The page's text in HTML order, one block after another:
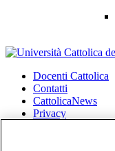
Docenti Cattolica
Contatti
CattolicaNews
Privacy